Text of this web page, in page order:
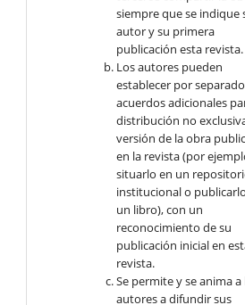
siempre que se indique
autor y su primera
publicación esta revista.
Los autores pueden
establecer por separado
acuerdos adicionales
distribución no
versión de la obra
en la revista (por
situarlo en un
institucional o
un libro), con un
reconocimiento de su
publicación inicial en
revista.
Se permite y se anima a
autores a difundir sus